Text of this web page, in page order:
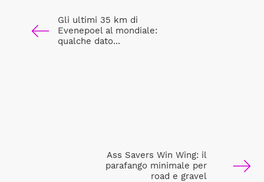
Gli ultimi 35 km di
Evenepoel al mondiale:
qualche dato...
Ass Savers Win Wing: il
parafango minimale per
road e gravel